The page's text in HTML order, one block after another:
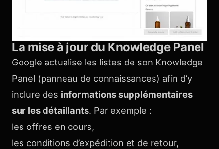
La mise à jour du Knowledge Panel
Google actualise les listes de son Knowledge
Panel (panneau de connaissances) afin d’y
inclure des informations supplémentaires
sur les détaillants. Par exemple :
les offres en cours,
les conditions d’expédition et de retour,